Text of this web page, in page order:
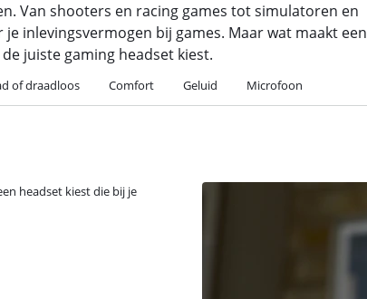
Van shooters en racing games tot simulatoren en
inlevingsvermogen bij games. Maar wat maakt een
juiste gaming headset kiest.
of draadloos Comfort Geluid Microfoon
headset kiest die bij je